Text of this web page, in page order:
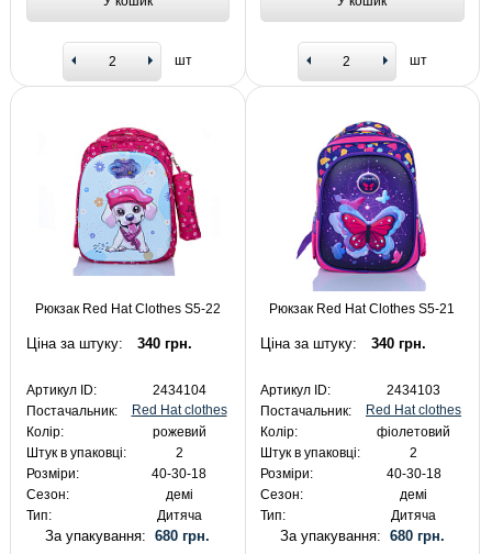
шт шт
Рюкзак Red Hat Clothes S5-22
Ціна за штуку: 340 грн.
Артикул ID:
2434104
Постачальник:
Red Hat clothes
Колір:
рожевий
Штук в упаковці:
2
Розміри:
40-30-18
Сезон:
демі
Тип:
Дитяча
За упакування:680 грн.
Рюкзак Red Hat Clothes S5-21
Ціна за штуку: 340 грн.
Артикул ID:
2434103
Постачальник:
Red Hat clothes
Колір:
фіолетовий
Штук в упаковці:
2
Розміри:
40-30-18
Сезон:
демі
Тип:
Дитяча
За упакування: 680 грн.